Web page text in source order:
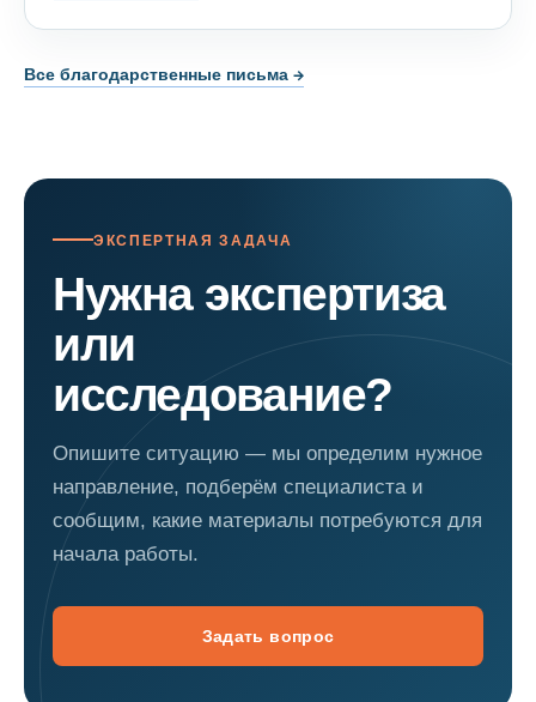
Все благодарственные письма →
ЭКСПЕРТНАЯ ЗАДАЧА
Нужна экспертиза
или
исследование?
Опишите ситуацию — мы определим нужное
направление, подберём специалиста и
сообщим, какие материалы потребуются для
начала работы.
Задать вопрос